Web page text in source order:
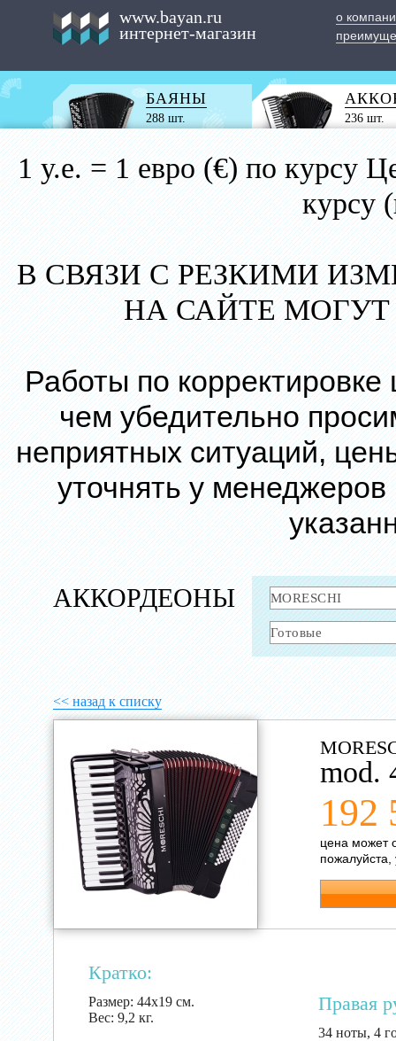
www.bayan.ru
интернет-магазин
о
БАЯНЫ
288 шт. 236 шт.
1 у.е. = 1 евро (€) по курсу
курсу
В СВЯЗИ С РЕЗКИМИ
НА САЙТЕ
Работы по
чем убедительно
неприятных ситуаций,
уточнять у
АККОРДЕОНЫ
<< назад к списку
mod.
192
цена может
пожалуйста,
Кратко:
Размер: 44х19 см.
Вес: 9,2 кг.
Правая
34 ноты, 4